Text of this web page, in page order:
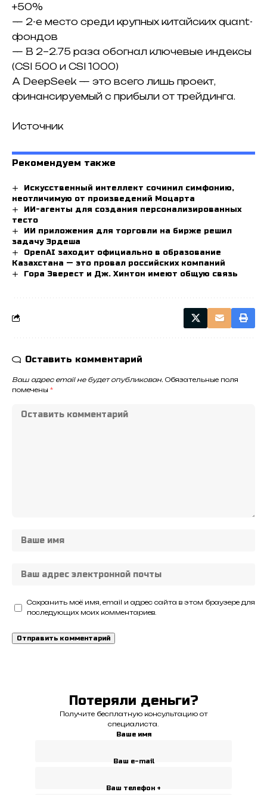
+50%
— 2-е место среди крупных китайских quant-
фондов
— В 2–2.75 раза обогнал ключевые индексы
(CSI 500 и CSI 1000)
А DeepSeek — это всего лишь проект,
финансируемый с прибыли от трейдинга.
Источник
Рекомендуем также
Искусственный интеллект сочинил симфонию,
неотличимую от произведений Моцарта
ИИ-агенты для создания персонализированных
тесто
ИИ приложения для торговли на бирже решил
задачу Эрдеша
OpenAI заходит официально в образование
Казахстана — это провал российских компаний
Гора Эверест и Дж. Хинтон имеют общую связь
Оставить комментарий
Ваш адрес email не будет опубликован. Обязательные поля
помечены *
Сохранить моё имя, email и адрес сайта в этом браузере для
последующих моих комментариев.
Потеряли деньги?
Получите бесплатную консультацию от
специалиста.
Ваше имя
Ваш e-mail
Ваш телефон +